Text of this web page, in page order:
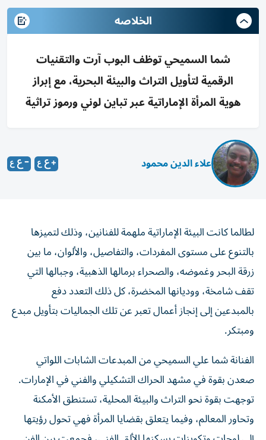
الخلاصه
شما السميحي توظف البوب آرت والتقنيات
الرقمية لتأويل التراث والبيئة البحرية، مع إبراز
هوية المرأة الإماراتية عبر تباين لوني ورموز تراثية
علاء الدين محمود
بالتنوع على مستوى المفردات، والتفاصيل، والألوان، ما بين
زرقة البحر وغموضه، والصحراء برمالها الذهبية، وجبالها التي
تقف شامخة، ووديانها المخضرة، كل ذلك التعدد دفع
بالمبدعين إلى إنجاز أعمال تعبر عن تلك الجماليات بتأويل مبدع
ومبتكر.
صعدن بقوة في مشهد الحراك التشكيلي والفني في الإمارات.
توجهت بقوة نحو التراث والبيئة المحلية، تستنطق الأمكنة
وتحاور المعالم، وفيما يتعلق بقضايا المرأة فهي تحول رؤيتها
إلى لوحات وتكوينات يسكنها الألق الفني، فجمعت بين الفن